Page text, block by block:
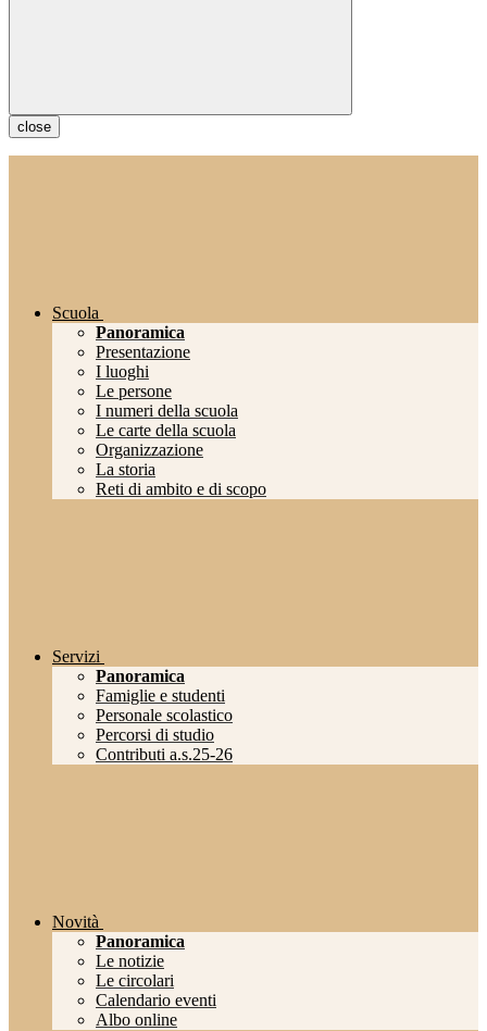
close
Scuola
Panoramica
Presentazione
I luoghi
Le persone
I numeri della scuola
Le carte della scuola
Organizzazione
La storia
Reti di ambito e di scopo
Servizi
Panoramica
Famiglie e studenti
Personale scolastico
Percorsi di studio
Contributi a.s.25-26
Novità
Panoramica
Le notizie
Le circolari
Calendario eventi
Albo online